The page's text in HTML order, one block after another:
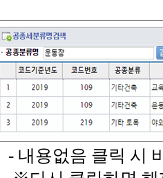
- 내용없음 클릭 시